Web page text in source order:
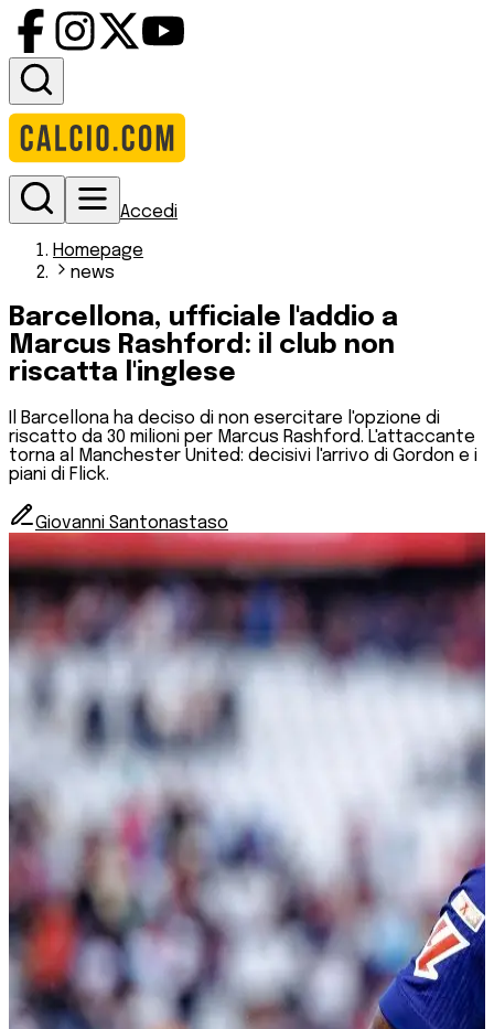
Accedi
Homepage
news
Barcellona, ufficiale l'addio a
Marcus Rashford: il club non
riscatta l'inglese
Il Barcellona ha deciso di non esercitare l'opzione di
riscatto da 30 milioni per Marcus Rashford. L'attaccante
torna al Manchester United: decisivi l'arrivo di Gordon e i
piani di Flick.
Giovanni Santonastaso